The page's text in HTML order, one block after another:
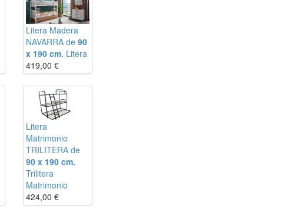
Litera Madera
NAVARRA de 90
x 190 cm. Litera
419,00 €
Litera
Matrimonio
TRILITERA de
90 x 190 cm.
Trilitera
Matrimonio
424,00 €